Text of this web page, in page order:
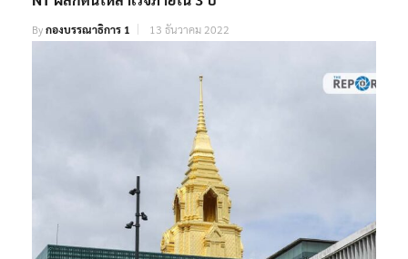
Byกองบรรณาธิการ 1 13 ธันวาคม 2022